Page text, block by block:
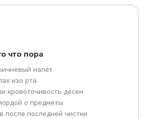
что пора
налёт
изо рта
кровоточивость дёсен
о предметы
после последней чистки